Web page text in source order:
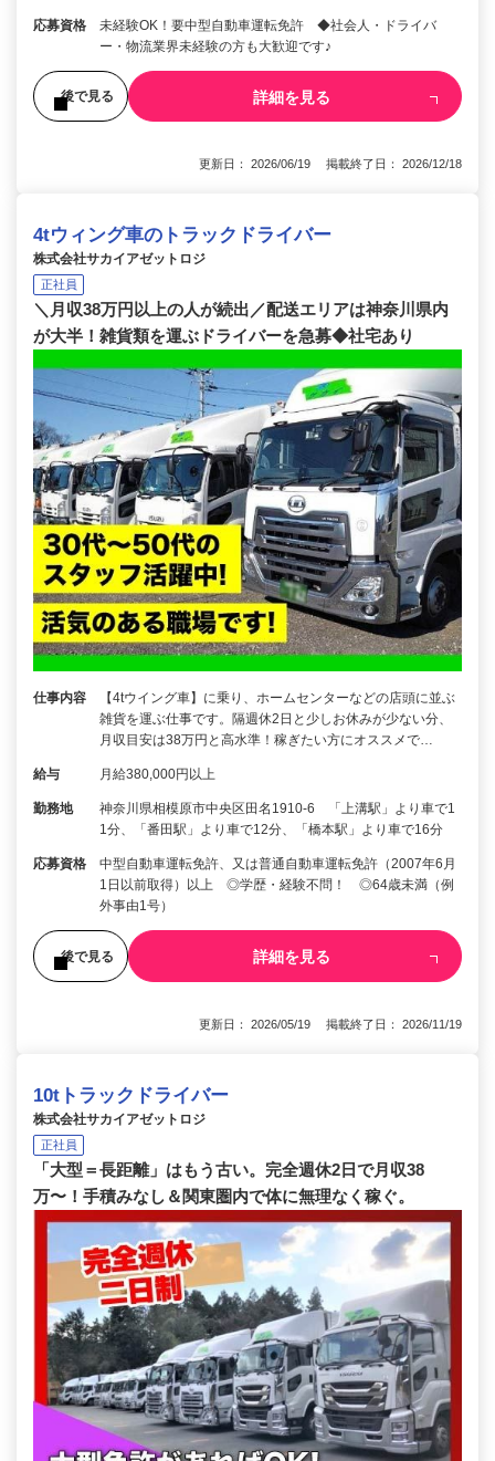
応募資格
未経験OK！要中型自動車運転免許 ◆社会人・ドライバ
ー・物流業界未経験の方も大歓迎です♪
後で見る 詳細を見る
更新日： 2026/06/19 掲載終了日： 2026/12/18
4tウィング車のトラックドライバー
株式会社サカイアゼットロジ
正社員
＼月収38万円以上の人が続出／配送エリアは神奈川県内
が大半！雑貨類を運ぶドライバーを急募◆社宅あり
仕事内容
【4tウイング車】に乗り、ホームセンターなどの店頭に並ぶ
雑貨を運ぶ仕事です。隔週休2日と少しお休みが少ない分、
月収目安は38万円と高水準！稼ぎたい方にオススメで…
給与 月給380,000円以上
勤務地
神奈川県相模原市中央区田名1910-6 「上溝駅」より車で1
1分、「番田駅」より車で12分、「橋本駅」より車で16分
応募資格
中型自動車運転免許、又は普通自動車運転免許（2007年6月
1日以前取得）以上 ◎学歴・経験不問！ ◎64歳未満（例
外事由1号）
後で見る 詳細を見る
更新日： 2026/05/19 掲載終了日： 2026/11/19
10tトラックドライバー
株式会社サカイアゼットロジ
正社員
「大型＝長距離」はもう古い。完全週休2日で月収38
万〜！手積みなし＆関東圏内で体に無理なく稼ぐ。